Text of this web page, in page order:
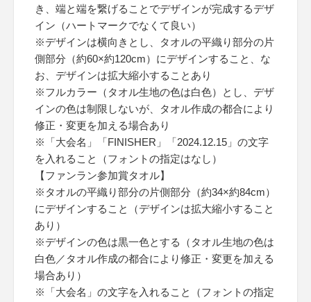
き、端と端を繋げることでデザインが完成するデザ
イン（ハートマークでなくて良い）
※デザインは横向きとし、タオルの平織り部分の片
側部分（約60×約120cm）にデザインすること、な
お、デザインは拡大縮小することあり
※フルカラー（タオル生地の色は白色）とし、デザ
インの色は制限しないが、タオル作成の都合により
修正・変更を加える場合あり
※「大会名」「FINISHER」「2024.12.15」の文字
を入れること（フォントの指定はなし）
【ファンラン参加賞タオル】
※タオルの平織り部分の片側部分（約34×約84cm）
にデザインすること（デザインは拡大縮小すること
あり）
※デザインの色は黒一色とする（タオル生地の色は
白色／タオル作成の都合により修正・変更を加える
場合あり）
※「大会名」の文字を入れること（フォントの指定